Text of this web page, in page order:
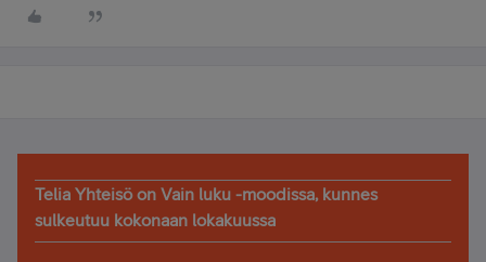
Telia Yhteisö on Vain luku -moodissa, kunnes
sulkeutuu kokonaan lokakuussa